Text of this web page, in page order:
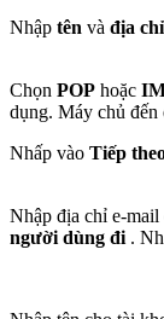
Nhập tên và địa
Chọn POP hoặc
dụng. Máy chủ đến
Nhấp vào Tiếp
Nhập địa chỉ e-mail
người dùng đi .